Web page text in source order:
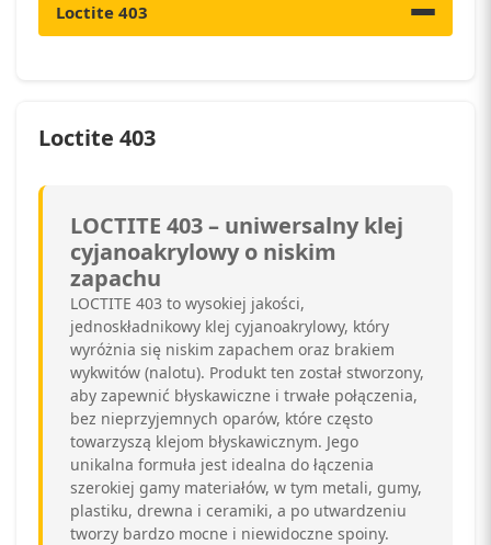
Loctite 403
Loctite 403
LOCTITE 403 – uniwersalny klej
cyjanoakrylowy o niskim
zapachu
LOCTITE 403 to wysokiej jakości,
jednoskładnikowy klej cyjanoakrylowy, który
wyróżnia się niskim zapachem oraz brakiem
wykwitów (nalotu). Produkt ten został stworzony,
aby zapewnić błyskawiczne i trwałe połączenia,
bez nieprzyjemnych oparów, które często
towarzyszą klejom błyskawicznym. Jego
unikalna formuła jest idealna do łączenia
szerokiej gamy materiałów, w tym metali, gumy,
plastiku, drewna i ceramiki, a po utwardzeniu
tworzy bardzo mocne i niewidoczne spoiny.